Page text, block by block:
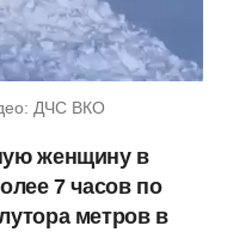
ДЧС ВКО
женщину в
7 часов по
метров в